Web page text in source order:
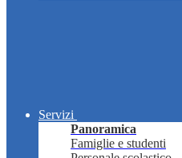
Servizi
Panoramica
Famiglie e studenti